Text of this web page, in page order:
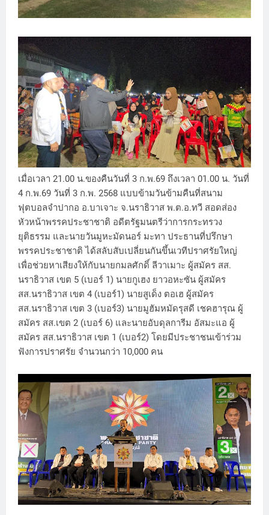
เมื่อเวลา 21.00 น.ของคืนวันที่ 3 ก.พ.69 ถึงเวลา 01.00 น. วันที่
4 ก.พ.69 วันที่ 3 ก.พ. 2568 แบบข้ามวันข้ามคืนที่สนาม
ฟุตบอลจำปากอ อ.บาเจาะ จ.นราธิวาส พ.ต.อ.ทวี สอดส่อง
หัวหน้าพรรคประชาชาติ อดีตรัฐมนตรีว่าการกระทรวง
ยุติธรรม และนายวันมูหะมัดนอร์ มะทา ประธานที่ปรึกษา
พรรคประชาชาติ ได้สลับสับเปลี่ยนกันขึ้นเวทีปราศรัยใหญ่
เพื่อช่วยหาเสียงให้กับนายกมลศักดิ์ ลีวาเมาะ ผู้สมัคร สส.
นราธิวาส เขต 5 (เบอร์ 1) นายกูเฮง ยาวอหะซัน ผู้สมัคร
สส.นราธิวาส เขต 4 (เบอร์1) นายสูเด็ง ตอเฮ ผู้สมัคร
สส.นราธิวาส เขต 3 (เบอร์3) นายมูฮัมหมัดรุสดี เชคฮารุณ ผู้
สมัคร สส.เขต 2 (เบอร์ 6) และนายอับดุลการีม อัสมะแอ ผู้
สมัคร สส.นราธิวาส เขต 1 (เบอร์2) โดยมีประชาชนเข้าร่วม
ฟังการปราศรัย จำนวนกว่า 10,000 คน